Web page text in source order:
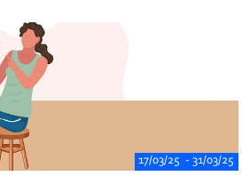
17/03/25 - 31/03/25